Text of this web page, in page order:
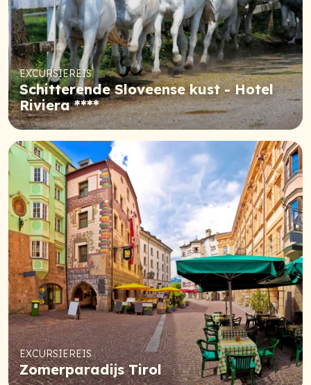
EXCURSIEREIS
Schitterende Sloveense kust - Hotel
Riviera ****
EXCURSIEREIS
Zomerparadijs Tirol